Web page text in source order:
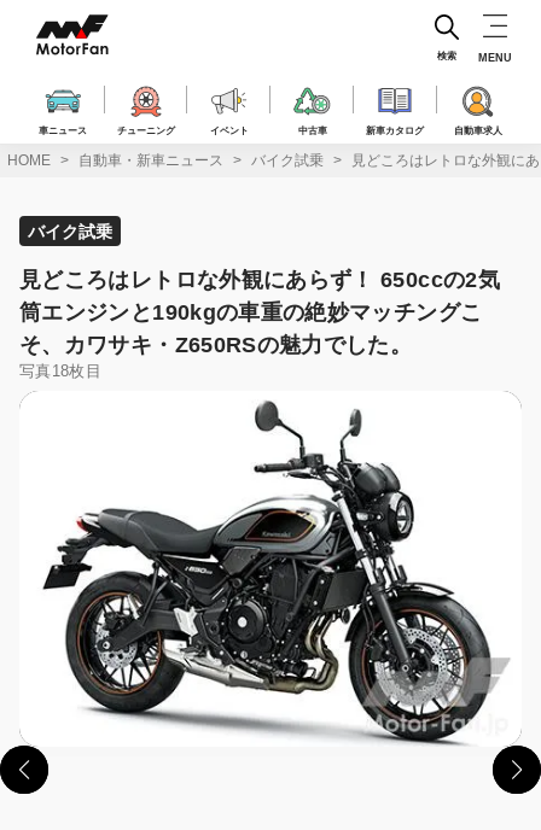
ス
車ニュース チューニング イベント 中古車 新車カタログ 自動車求人
検索 MENU
HOME 自動車・新車ニュース バイク試乗 見どころはレトロな外観に
バイク試乗
見どころはレトロな外観にあらず！ 650ccの2気
筒エンジンと190kgの車重の絶妙マッチングこ
そ、カワサキ・Z650RSの魅力でした。
写真18枚目